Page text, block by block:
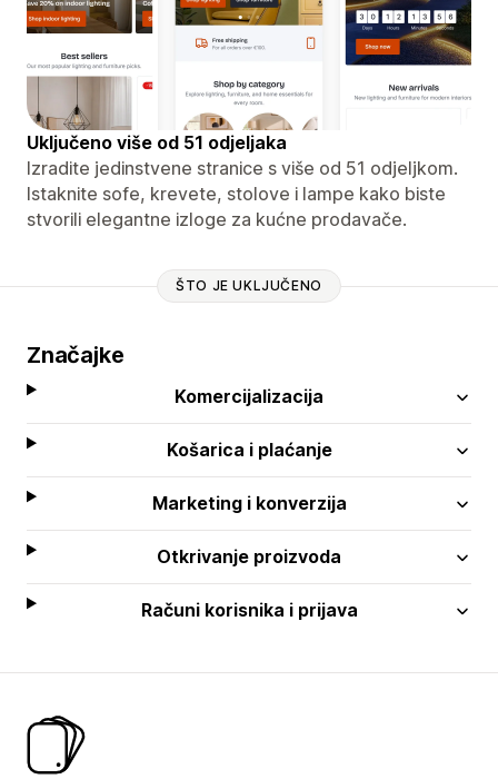
Uključeno više od 51 odjeljaka
Izradite jedinstvene stranice s više od 51 odjeljkom.
Istaknite sofe, krevete, stolove i lampe kako biste
stvorili elegantne izloge za kućne prodavače.
ŠTO JE UKLJUČENO
Značajke
Komercijalizacija
Košarica i plaćanje
Marketing i konverzija
Otkrivanje proizvoda
Računi korisnika i prijava